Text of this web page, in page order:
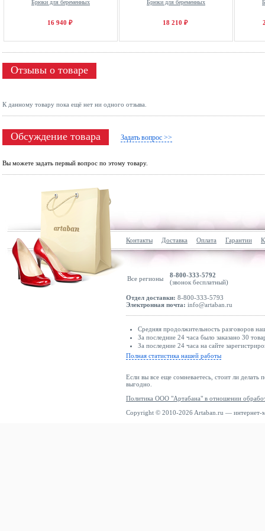
Брюки для беременных
16 940 ₽
Брюки для беременных
18 210 ₽
Отзывы о товаре
К данному товару пока ещё нет ни одного отзыва.
Обсуждение товара Задать вопрос >>
Вы можете задать первый вопрос по этому товару.
Контакты Доставка Оплата Гарантии
Все регионы
8-800-333-5792
(звонок бесплатный)
Отдел доставки: 8-800-333-5793
Электронная почта: info@artaban.ru
Средняя продолжительность разговоров
За последние 24 часа было заказано 30
За последние 24 часа на сайте
Полная статистика нашей работы
Если вы все еще сомневаетесь, стоит ли делать
выгодно.
Политика ООО "Артабана" в отношении
Copyright © 2010-2026 Artaban.ru — интернет-